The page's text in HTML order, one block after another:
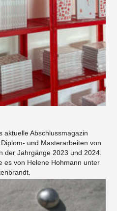
aktuelle Abschlussmagazin
und Masterarbeiten von
der Jahrgänge 2023 und 2024.
es von Helene Hohmann unter